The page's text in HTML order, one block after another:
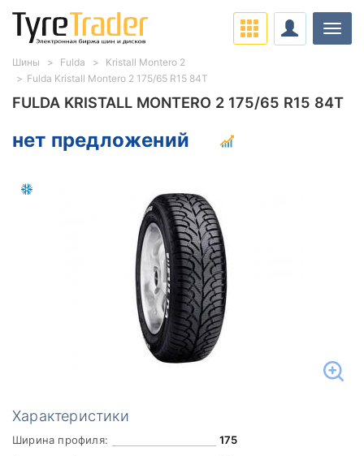
FULDA KRISTALL MONTERO 2 175/65 R15 84T
нет предложений
Характеристики
Ширина профиля:
175
Шины Fulda
Kristall Montero 2
Fulda Kristall Montero 2 175/65 R15 84T